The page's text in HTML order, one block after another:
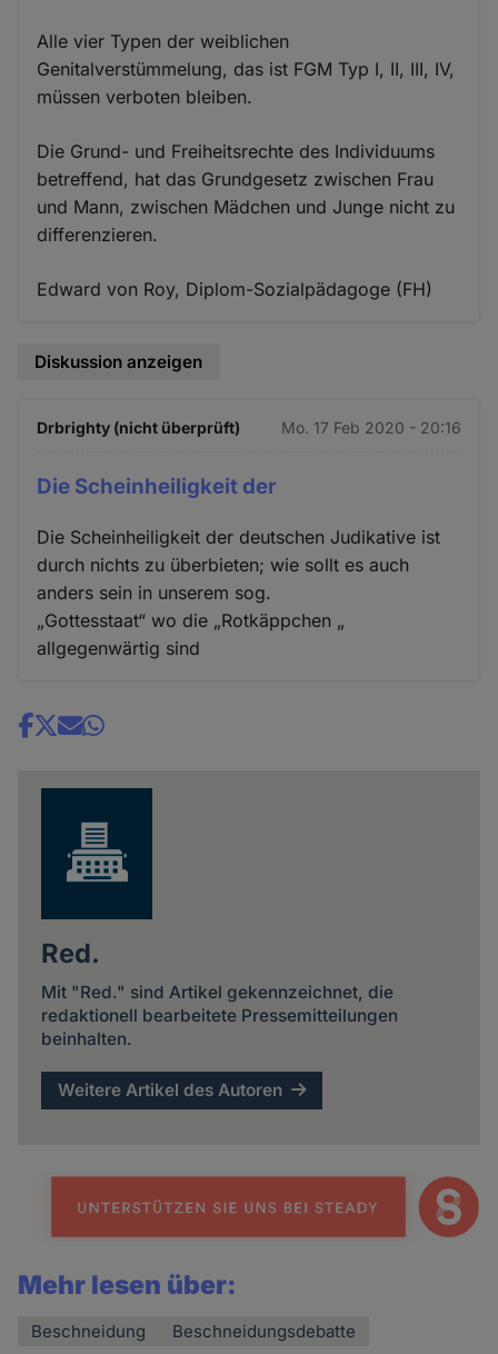
Alle vier Typen der weiblichen
Genitalverstümmelung, das ist FGM Typ I, II, III, IV,
müssen verboten bleiben.
Die Grund- und Freiheitsrechte des Individuums
betreffend, hat das Grundgesetz zwischen Frau
und Mann, zwischen Mädchen und Junge nicht zu
differenzieren.
Edward von Roy, Diplom-Sozialpädagoge (FH)
Diskussion anzeigen
Drbrighty (nicht überprüft) Mo. 17 Feb 2020 - 20:16
Die Scheinheiligkeit der
Die Scheinheiligkeit der deutschen Judikative ist
durch nichts zu überbieten; wie sollt es auch
anders sein in unserem sog.
„Gottesstaat“ wo die „Rotkäppchen „
allgegenwärtig sind
Share
Red.
Mit "Red." sind Artikel gekennzeichnet, die
redaktionell bearbeitete Pressemitteilungen
beinhalten.
Weitere Artikel des Autoren
Mehr lesen über:
Beschneidung Beschneidungsdebatte